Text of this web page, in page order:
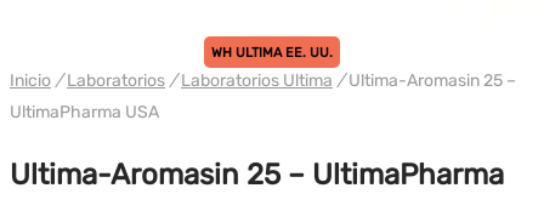
WH ULTIMA EE. UU.
Inicio / Laboratorios / Laboratorios Ultima /Ultima-Aromasin 25 –
UltimaPharma USA
Ultima-Aromasin 25 – UltimaPharma